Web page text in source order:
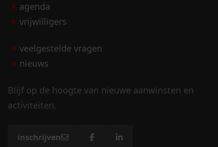
agenda
vrijwilligers
veelgestelde vragen
nieuws
Blijf op de hoogte van nieuwe aanwinsten en
activiteiten.
inschrijven